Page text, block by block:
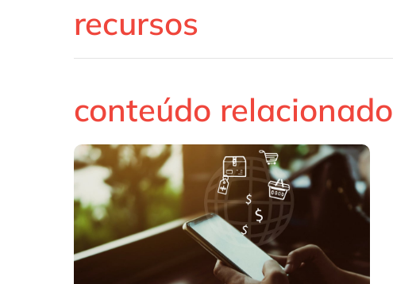
recursos
conteúdo relacionado